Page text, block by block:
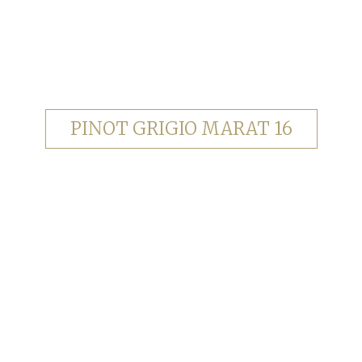
PINOT GRIGIO MARAT 16